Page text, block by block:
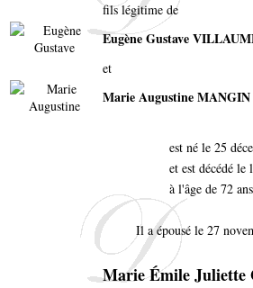
fils légitime de
Eugène Gustave
et
Marie Augustine MANGIN
est né le 25
et est décédé
à l'âge de 72
Il a épousé le 27
Marie Émile Juliette